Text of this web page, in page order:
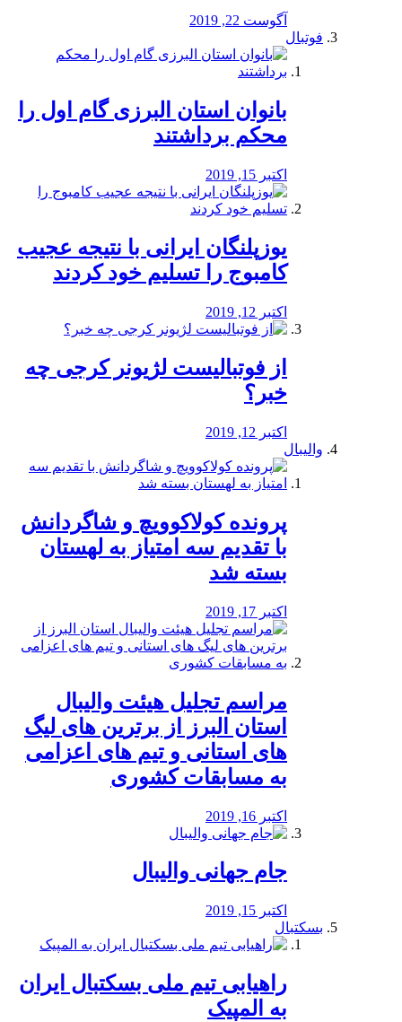
آگوست 22, 2019
فوتبال
بانوان استان البرزی گام اول را
محكم برداشتند
اکتبر 15, 2019
یوزپلنگان ایرانی با نتیجه عجیب
کامبوج را تسلیم خود کردند
اکتبر 12, 2019
از فوتبالیست لژیونر کرجی چه
خبر؟
اکتبر 12, 2019
والیبال
پرونده کولاکوویچ و شاگردانش
با تقدیم سه امتیاز به لهستان
بسته شد
اکتبر 17, 2019
مراسم تجلیل هیئت والیبال
استان البرز از برترین های لیگ
های استانی و تیم های اعزامی
به مسابقات کشوری
اکتبر 16, 2019
جام جهانی والیبال
اکتبر 15, 2019
بسکتبال
راهیابی تیم ملی بسکتبال ایران
به المپیک